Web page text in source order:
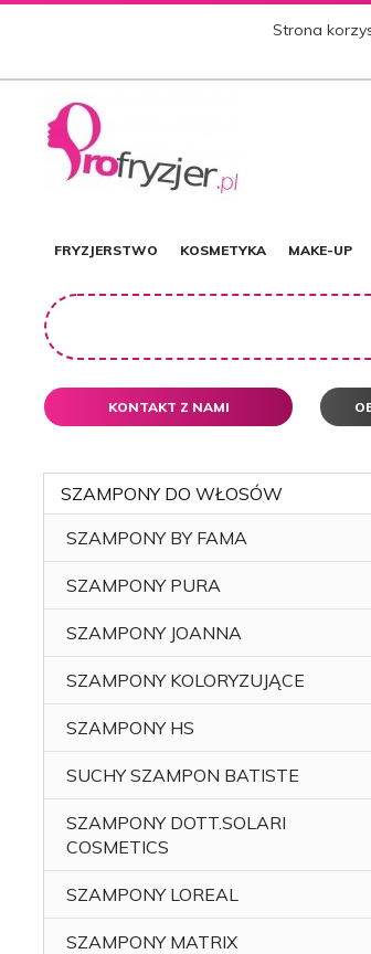
Strona
FRYZJERSTWO KOSMETYKA MAKE-UP
KONTAKT Z NAMI
SZAMPONY DO WŁOSÓW
SZAMPONY BY FAMA
SZAMPONY PURA
SZAMPONY JOANNA
SZAMPONY KOLORYZUJĄCE
SZAMPONY HS
SUCHY SZAMPON BATISTE
SZAMPONY DOTT.SOLARI
COSMETICS
SZAMPONY LOREAL
SZAMPONY MATRIX